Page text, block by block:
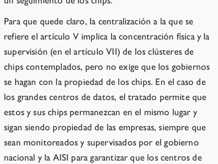
Para que quede claro, la centralización a la que se
refiere el artículo V implica la concentración física y la
supervisión (en el artículo VII) de los clústeres de
chips contemplados, pero no exige que los gobiernos
se hagan con la propiedad de los chips. En el caso de
los grandes centros de datos, el tratado permite que
estos y sus chips permanezcan en el mismo lugar y
sigan siendo propiedad de las empresas, siempre que
sean monitoreados y supervisados por el gobierno
nacional y la AISI para garantizar que los centros de